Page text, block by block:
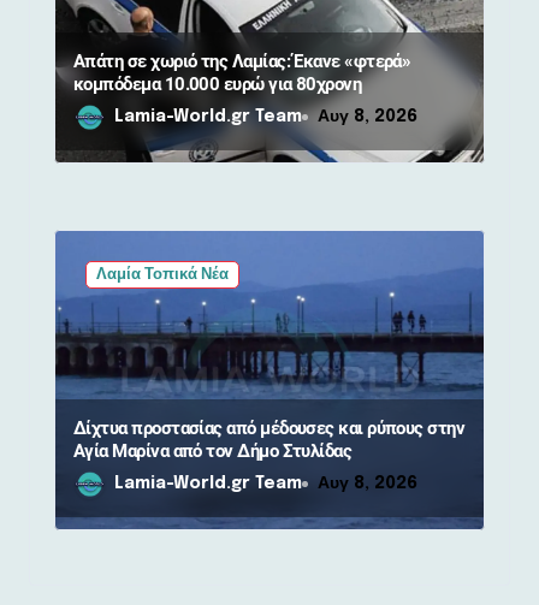
Απάτη σε χωριό της Λαμίας: Έκανε «φτερά»
κομπόδεμα 10.000 ευρώ για 80χρονη
Lamia-World.gr Team Αυγ 8, 2026
Λαμία Τοπικά Νέα
Δίχτυα προστασίας από μέδουσες και ρύπους στην
Αγία Μαρίνα από τον Δήμο Στυλίδας
Lamia-World.gr Team Αυγ 8, 2026